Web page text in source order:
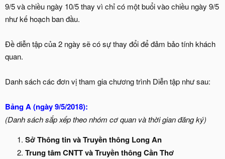
9/5 và chiều ngày 10/5 thay vì chỉ có một buổi vào chiều ngày 9/5
như kế hoạch ban đầu.
Đề diễn tập của 2 ngày sẽ có sự thay đổi để đảm bảo tính khách
quan.
Danh sách các đơn vị tham gia chương trình Diễn tập như sau:
Bảng A (ngày 9/5/2018):
(Danh sách sắp xếp theo nhóm cơ quan và thời gian đăng ký)
Sở Thông tin và Truyền thông Long An
Trung tâm CNTT và Truyền thông Cần Thơ